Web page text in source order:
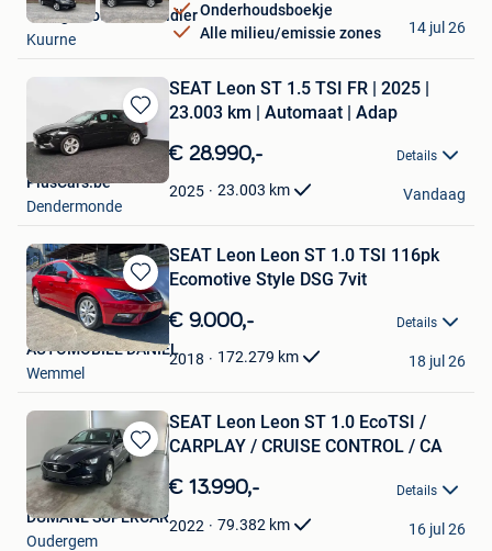
Onderhoudsboekje
Alle milieu/emissie zones
Garage Bouckaert Didier
Kuurne
14 jul 26
Bewaren
in
Mijn
Favorieten
SEAT Leon ST 1.5 TSI FR | 2025 |
23.003 km | Automaat | Adap
€ 28.990,- Details
2025 23.003 km
PlusCars.be
Dendermonde
Vandaag
Bewaren
in
Mijn
Favorieten
SEAT Leon Leon ST 1.0 TSI 116pk
Ecomotive Style DSG 7vit
€ 9.000,- Details
2018 172.279 km
AUTOMOBILE DANIEL
Wemmel
18 jul 26
Bewaren
in
Mijn
Favorieten
SEAT Leon Leon ST 1.0 EcoTSI /
CARPLAY / CRUISE CONTROL / CA
€ 13.990,- Details
2022 79.382 km
DUMANE SUPERCAR
Oudergem
16 jul 26